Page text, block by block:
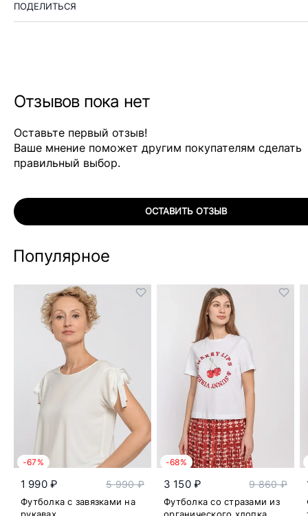
ПОДЕЛИТЬСЯ
Отзывов пока нет
Оставьте первый отзыв!
Ваше мнение поможет другим покупателям сделать
правильный выбор.
ОСТАВИТЬ ОТЗЫВ
Популярное
-67%
1 990 ₽ 5 990 ₽
Футболка с завязками на
-68%
3 150 ₽ 9 860 ₽
Футболка со стразами из